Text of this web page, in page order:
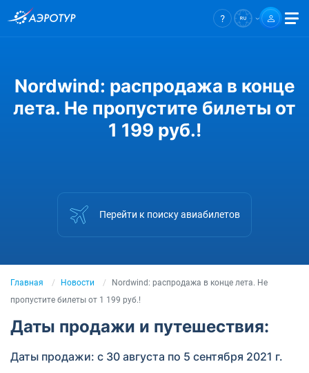
Nordwind: распродажа в конце
лета. Не пропустите билеты от
1 199 руб.!
Перейти к поиску авиабилетов
Главная Новости
Nordwind: распродажа в конце лета. Не
пропустите билеты от 1 199 руб.!
Даты продажи и путешествия:
Даты продажи: с 30 августа по 5 сентября 2021 г.